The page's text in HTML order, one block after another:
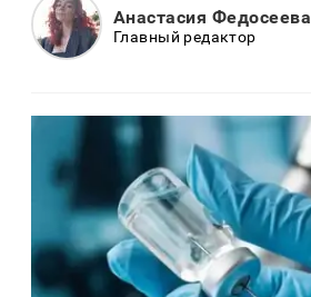
Анастасия Федосеева
Главный редактор